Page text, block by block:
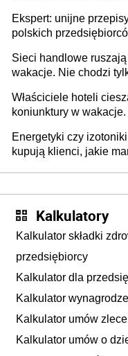
Ekspert: unijne
polskich
Sieci handlowe
wakacje. Nie chodzi
tam, gdzie wielu spędzi
Właściciele hoteli
koniunktury w wakacje.
Energetyki czy
kupują klienci, jakie
Kalkulatory
Kalkulator składki
przedsiębiorcy
Kalkulator dla
Kalkulator
Kalkulator umów
Kalkulator umów o